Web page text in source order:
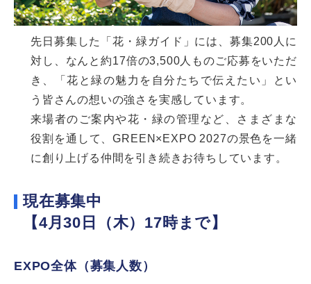
先日募集した「花・緑ガイド」には、募集200人に
対し、なんと約17倍の3,500人ものご応募をいただ
き、「花と緑の魅力を自分たちで伝えたい」とい
う皆さんの想いの強さを実感しています。
来場者のご案内や花・緑の管理など、さまざまな
役割を通して、GREEN×EXPO 2027の景色を一緒
に創り上げる仲間を引き続きお待ちしています。
現在募集中
【4月30日（木）17時まで】
EXPO全体（募集人数）